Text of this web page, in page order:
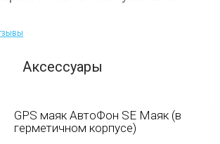
Аксессуары
GPS маяк АвтоФон SE Маяк (в
герметичном корпусе)